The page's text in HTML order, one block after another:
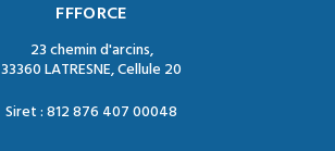
FFFORCE
23 chemin d'arcins,
33360 LATRESNE, Cellule 20
Siret : 812 876 407 00048